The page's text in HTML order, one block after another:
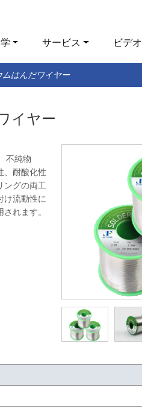
サービス ビデオ
はんだワイヤー
イヤー
不純物
、耐酸化性
ングの両工
け流動性に
れます。